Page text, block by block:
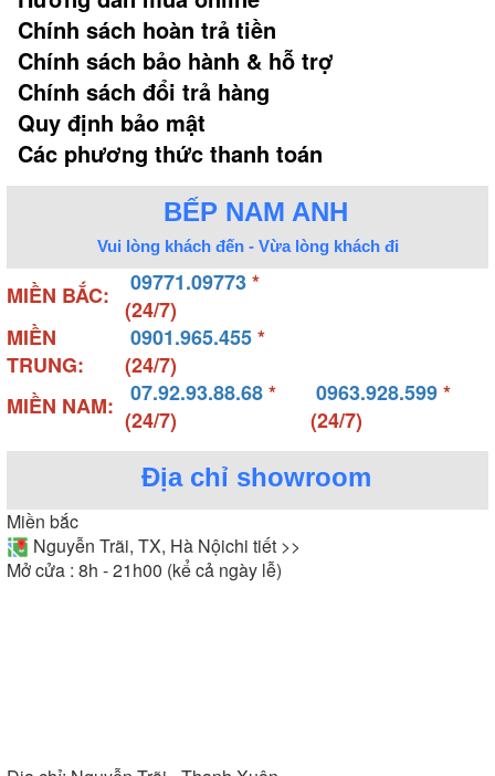
Chính sách hoàn trả tiền
Chính sách bảo hành & hỗ trợ
Chính sách đổi trả hàng
Quy định bảo mật
Các phương thức thanh toán
BẾP NAM ANH
Vui lòng khách đến - Vừa lòng khách đi
MIỀN BẮC: 09771.09773*
(24/7)
MIỀN
TRUNG:
0901.965.455*
(24/7)
MIỀN NAM:
07.92.93.88.68*
(24/7)
0963.928.599*
(24/7)
Địa chỉ showroom
Miền bắc
Nguyễn Trãi, TX, Hà Nộichi tiết >>
Mở cửa : 8h - 21h00 (kể cả ngày lễ)